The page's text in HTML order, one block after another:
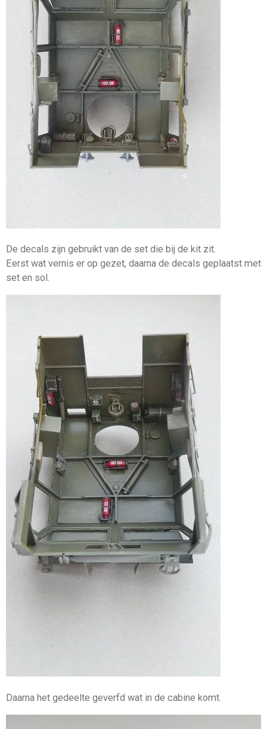
De decals zijn gebruikt van de set die bij de kit zit.
Eerst wat vernis er op gezet, daarna de decals geplaatst met
set en sol.
Daarna het gedeelte geverfd wat in de cabine komt.